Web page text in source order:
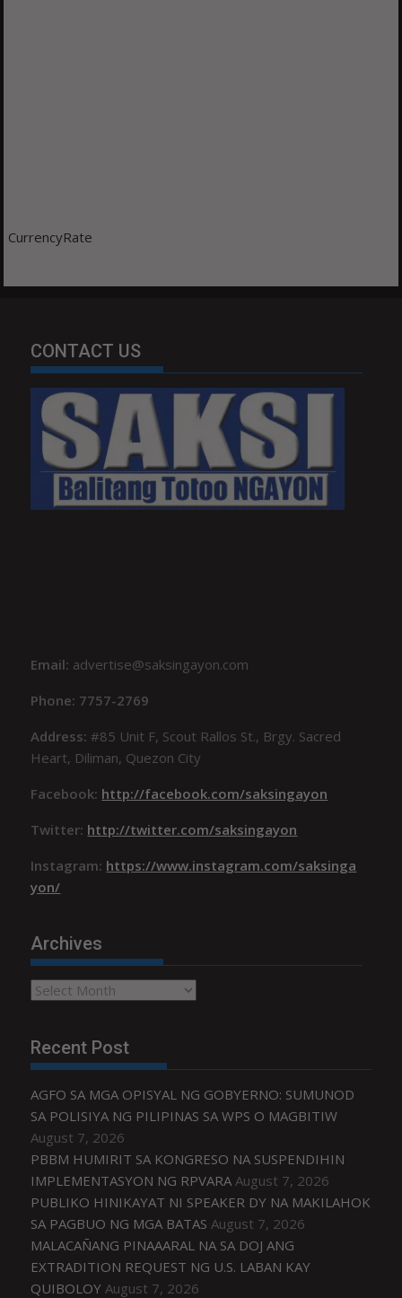
CurrencyRate
CONTACT US
Email: advertise@saksingayon.com
Phone: 7757-2769
Address:#85 Unit F, Scout Rallos St., Brgy. Sacred
Heart, Diliman, Quezon City
Facebook: http://facebook.com/saksingayon
Twitter: http://twitter.com/saksingayon
Instagram: https://www.instagram.com/saksinga
yon/
Archives
Archives
Recent Post
AGFO SA MGA OPISYAL NG GOBYERNO: SUMUNOD
SA POLISIYA NG PILIPINAS SA WPS O MAGBITIW
August 7, 2026
PBBM HUMIRIT SA KONGRESO NA SUSPENDIHIN
IMPLEMENTASYON NG RPVARA August 7, 2026
PUBLIKO HINIKAYAT NI SPEAKER DY NA MAKILAHOK
SA PAGBUO NG MGA BATAS August 7, 2026
MALACAÑANG PINAAARAL NA SA DOJ ANG
EXTRADITION REQUEST NG U.S. LABAN KAY
QUIBOLOY August 7, 2026